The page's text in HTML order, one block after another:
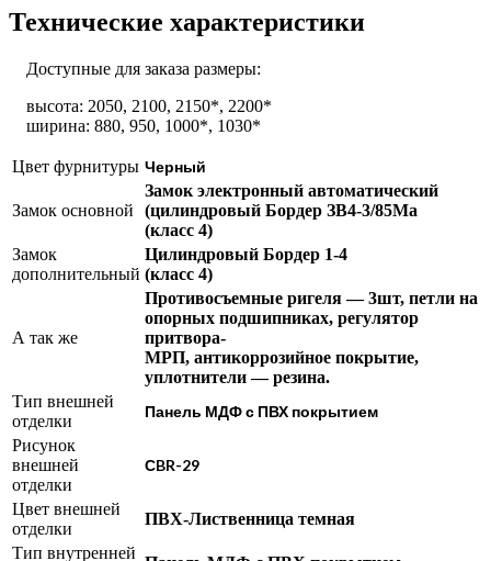
Технические характеристики
Доступные для заказа размеры:
высота: 2050, 2100, 2150*, 2200*
ширина: 880, 950, 1000*, 1030*
Цвет фурнитуры Черный
Замок основной
Замок электронный автоматический
(цилиндровый Бордер ЗВ4-3/85Ма
(класс 4)
Замок
дополнительный
Цилиндровый Бордер 1-4
(класс 4)
А так же
Противосъемные ригеля — 3шт, петли на
опорных подшипниках, регулятор
притвора-
МРП, антикоррозийное покрытие,
уплотнители — резина.
Тип внешней
отделки
Панель МДФ с ПВХ покрытием
Рисунок
внешней
отделки
СBR-29
Цвет внешней
отделки
ПВХ-Лиственница темная
Тип внутренней